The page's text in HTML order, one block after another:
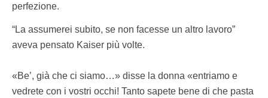
perfezione.
“La assumerei subito, se non facesse un altro lavoro”
aveva pensato Kaiser più volte.
«Be’, già che ci siamo…» disse la donna «entriamo e
vedrete con i vostri occhi! Tanto sapete bene di che pasta